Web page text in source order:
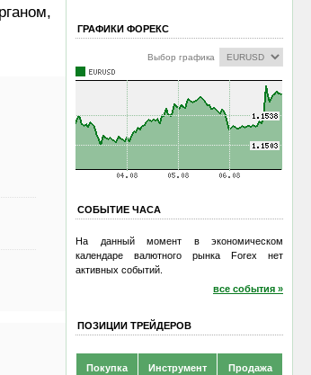
ГРАФИКИ ФОРЕКС
Выбор графика
СОБЫТИЕ ЧАСА
На данный момент в экономическом
календаре валютного рынка Forex нет
активных событий.
все события »
ПОЗИЦИИ ТРЕЙДЕРОВ
Покупка Инструмент Продажа